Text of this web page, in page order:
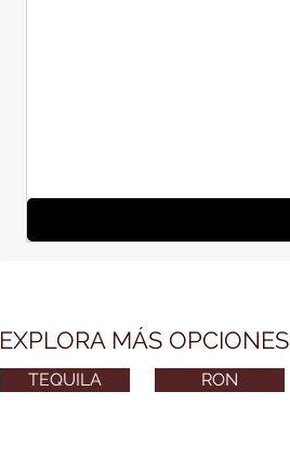
EXPLORA MÁS OPCIONES
TEQUILA RON